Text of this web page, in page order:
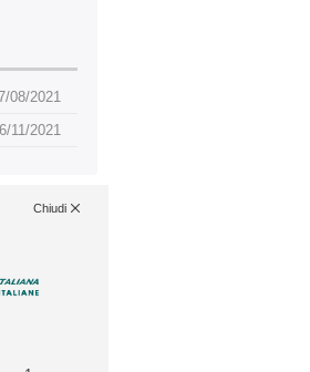
08/2021
11/2021
Chiudi